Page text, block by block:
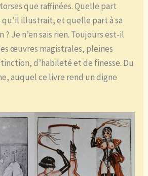
que raffinées. Quelle part
illustrait, et quelle part à sa
Je n’en sais rien. Toujours est-il
œuvres magistrales, pleines
d’habileté et de finesse. Du
auquel ce livre rend un digne